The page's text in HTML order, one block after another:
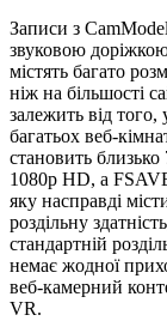
Записи з
звуковою
містять багато
ніж на більшості
залежить від того,
багатьох веб-
становить близько
1080p HD, а
яку насправді
роздільну
стандартній
немає жодної
веб-камерний
VR.